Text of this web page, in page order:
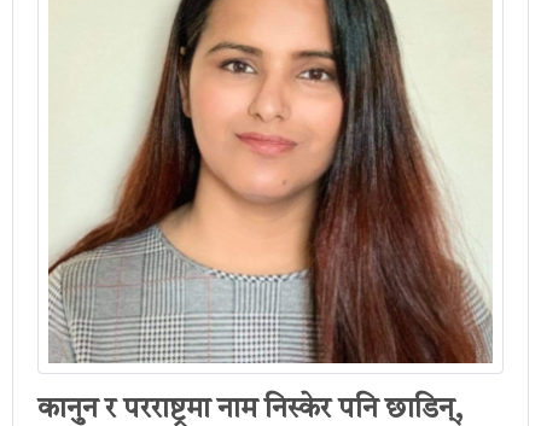
कानुन र परराष्ट्रमा नाम निस्केर पनि छाडिन्,